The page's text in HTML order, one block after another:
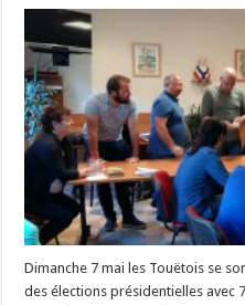
Dimanche 7 mai les Touëtois se
des élections présidentielles avec